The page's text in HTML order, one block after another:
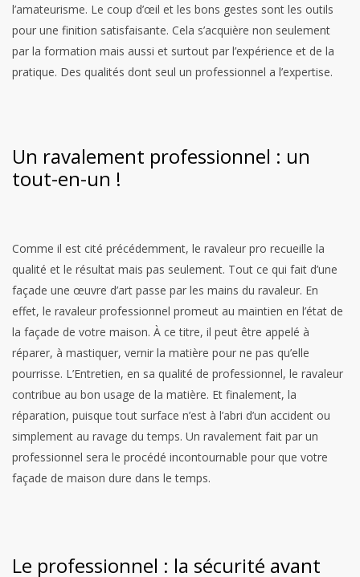
l’amateurisme. Le coup d’œil et les bons gestes sont les outils
pour une finition satisfaisante. Cela s’acquière non seulement
par la formation mais aussi et surtout par l’expérience et de la
pratique. Des qualités dont seul un professionnel a l’expertise.
Un ravalement professionnel : un
tout-en-un !
Comme il est cité précédemment, le ravaleur pro recueille la
qualité et le résultat mais pas seulement. Tout ce qui fait d’une
façade une œuvre d’art passe par les mains du ravaleur. En
effet, le ravaleur professionnel promeut au maintien en l’état de
la façade de votre maison. À ce titre, il peut être appelé à
réparer, à mastiquer, vernir la matière pour ne pas qu’elle
pourrisse. L’Entretien, en sa qualité de professionnel, le ravaleur
contribue au bon usage de la matière. Et finalement, la
réparation, puisque tout surface n’est à l’abri d’un accident ou
simplement au ravage du temps. Un ravalement fait par un
professionnel sera le procédé incontournable pour que votre
façade de maison dure dans le temps.
Le professionnel : la sécurité avant